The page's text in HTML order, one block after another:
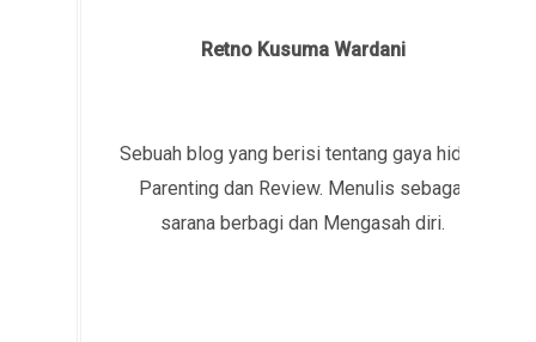
Retno Kusuma Wardani
Sebuah blog yang berisi tentang gaya hidup,
Parenting dan Review. Menulis sebagai
sarana berbagi dan Mengasah diri.